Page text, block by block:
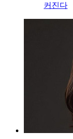
커진다